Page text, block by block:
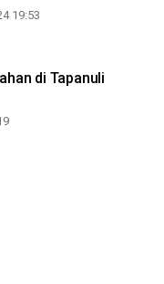
19:53
di Tapanuli